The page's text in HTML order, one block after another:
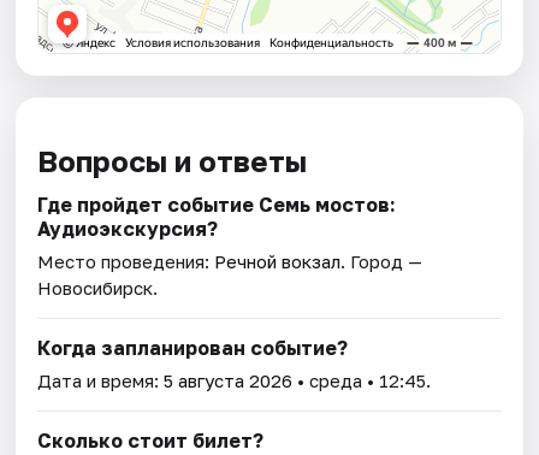
Вопросы и ответы
Где пройдет событие Семь мостов:
Аудиоэкскурсия?
Место проведения: Речной вокзал. Город —
Новосибирск.
Когда запланирован событие?
Дата и время:5 августа 2026 • среда • 12:45.
Сколько стоит билет?